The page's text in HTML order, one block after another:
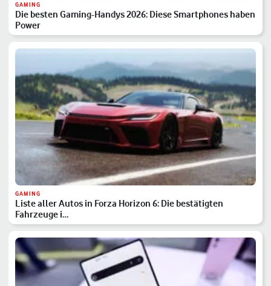
GAMING
Die besten Gaming-Handys 2026: Diese Smartphones haben
Power
GAMING
Liste aller Autos in Forza Horizon 6: Die bestätigten
Fahrzeuge i…